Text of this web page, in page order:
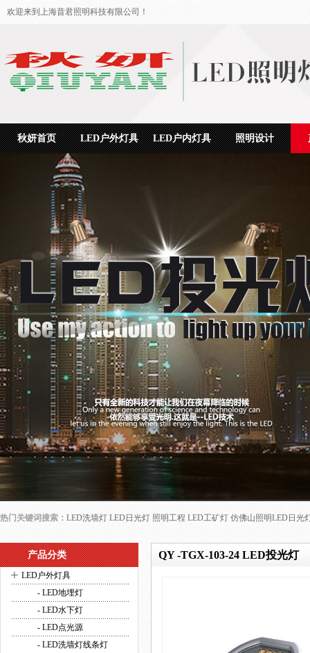
欢迎来到上海昔君照明科技有限公司！
秋妍首页 LED户外灯具 LED户内灯具 照明设计
热门关键词搜索： LED洗墙灯 LED日光灯 照明工程 LED工矿灯 仿佛山照明LED日光
产品分类
+ LED户外灯具
- LED地埋灯
- LED水下灯
- LED点光源
- LED洗墙灯线条灯
QY -TGX-103-24 LED投光灯